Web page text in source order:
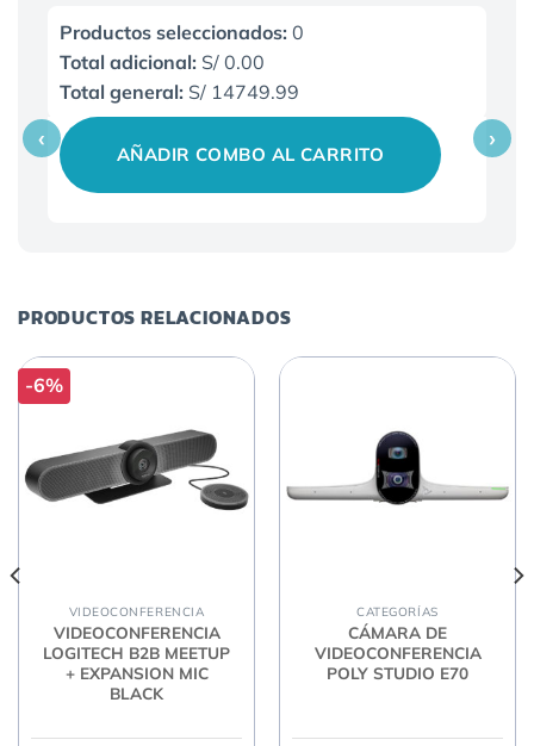
‹ ›
Productos seleccionados: 0
Total adicional: S/ 0.00
Total general: S/ 14749.99
AÑADIR COMBO AL CARRITO
PRODUCTOS RELACIONADOS
-6%
VIDEOCONFERENCIA
VIDEOCONFERENCIA
LOGITECH B2B MEETUP
+ EXPANSION MIC
BLACK
CATEGORÍAS
CÁMARA DE
VIDEOCONFERENCIA
POLY STUDIO E70